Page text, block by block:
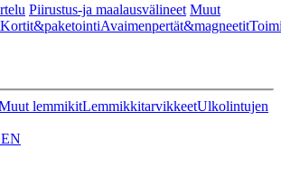
Piirustus-ja maalausvälineet Muut
Kortit&paketointiAvaimenpertät&magneetit
lemmikitLemmikkitarvikkeetUlkolintujen